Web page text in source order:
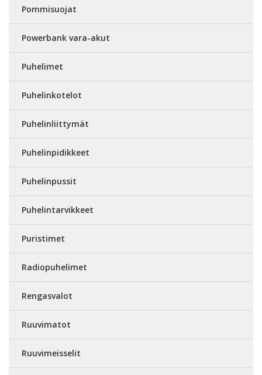
Pommisuojat
Powerbank vara-akut
Puhelimet
Puhelinkotelot
Puhelinliittymät
Puhelinpidikkeet
Puhelinpussit
Puhelintarvikkeet
Puristimet
Radiopuhelimet
Rengasvalot
Ruuvimatot
Ruuvimeisselit